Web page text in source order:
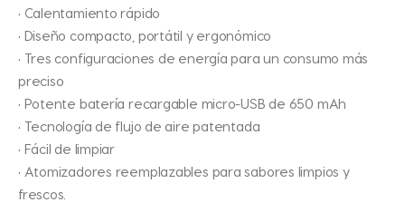
• Calentamiento rápido
• Diseño compacto, portátil y ergonómico
• Tres configuraciones de energía para un consumo más
preciso
• Potente batería recargable micro-USB de 650 mAh
• Tecnología de flujo de aire patentada
• Fácil de limpiar
• Atomizadores reemplazables para sabores limpios y
frescos.